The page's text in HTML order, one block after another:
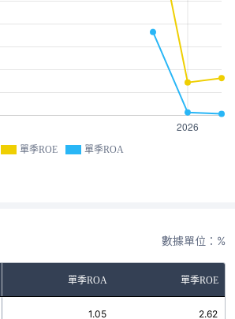
單季ROE 單季ROA
數據單位：%
單季ROA 單季ROE
1.05 2.62